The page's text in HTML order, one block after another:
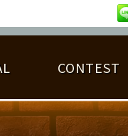
楽曲データ
フレンドリスト
CONTEST
？
TOTAL BEST SCORE